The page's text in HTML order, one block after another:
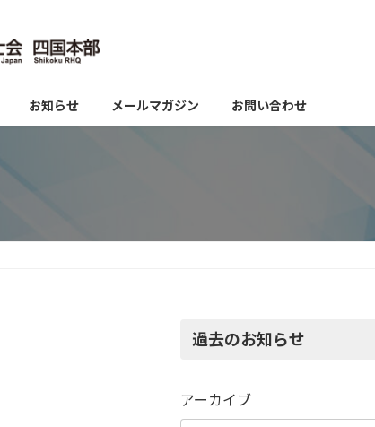
お知らせ メールマガジン お問い合わせ
過去のお知らせ
アーカイブ